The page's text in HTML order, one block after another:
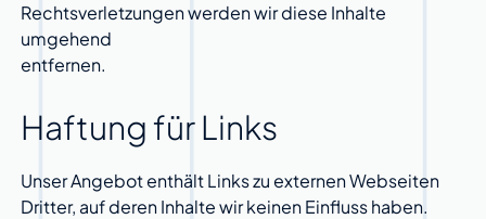
Rechtsverletzungen werden wir diese Inhalte
umgehend
entfernen.
Haftung für Links
Unser Angebot enthält Links zu externen Webseiten
Dritter, auf deren Inhalte wir keinen Einfluss haben.